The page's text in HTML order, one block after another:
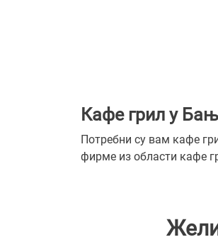
Кафе грил у
Потребни су вам кафе
фирме из области кафе